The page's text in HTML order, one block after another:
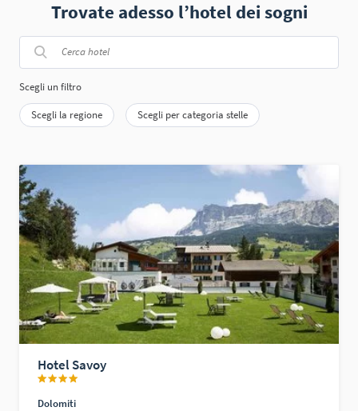
Trovate adesso l’hotel dei sogni
Scegli un filtro
Scegli la regione Scegli per categoria stelle
Hotel Savoy
Dolomiti